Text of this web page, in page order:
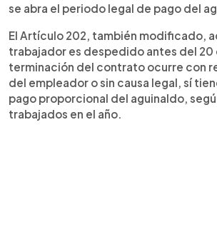
se abra el periodo legal de pago del
El Artículo 202, también modificado,
trabajador es despedido antes del 20
terminación del contrato ocurre con
del empleador o sin causa legal, sí
pago proporcional del aguinaldo,
trabajados en el año.